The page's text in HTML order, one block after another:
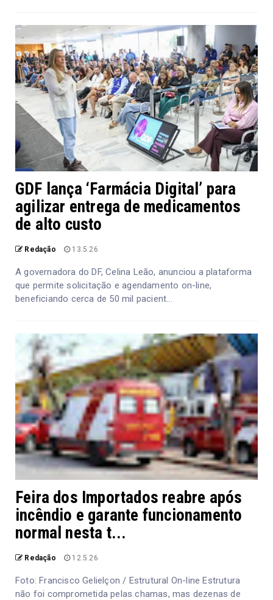
GDF lança ‘Farmácia Digital’ para
agilizar entrega de medicamentos
de alto custo
Redação 13.5.26
A governadora do DF, Celina Leão, anunciou a plataforma
que permite solicitação e agendamento on-line,
beneficiando cerca de 50 mil pacient...
Feira dos Importados reabre após
incêndio e garante funcionamento
normal nesta t...
Redação 12.5.26
Foto: Francisco Gelielçon / Estrutural On-line Estrutura
não foi comprometida pelas chamas, mas dezenas de